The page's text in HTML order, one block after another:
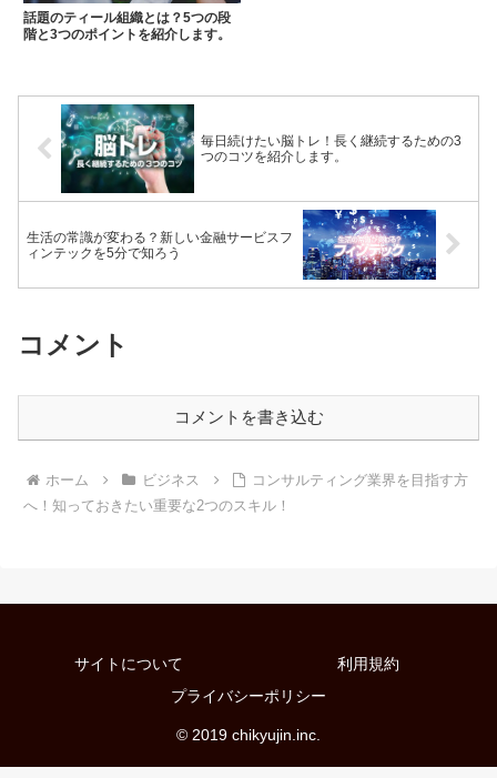
話題のティール組織とは？5つの段
階と3つのポイントを紹介します。
毎日続けたい脳トレ！長く継続するための3
つのコツを紹介します。
生活の常識が変わる？新しい金融サービスフ
ィンテックを5分で知ろう
コメント
コメントを書き込む
ホーム ビジネス
コンサルティング業界を目指す方
へ！知っておきたい重要な2つのスキル！
サイトについて
利用規約
プライバシーポリシー
© 2019 chikyujin.inc.